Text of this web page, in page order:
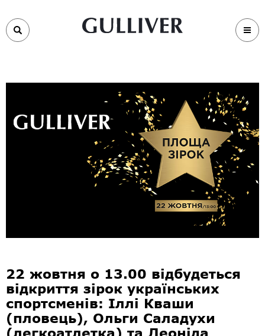
22 жовтня о 13.00 відбудеться
відкриття зірок українських
спортсменів: Іллі Кваши
(пловець), Ольги Саладухи